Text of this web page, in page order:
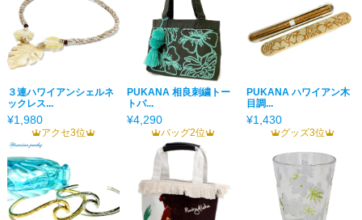
３連ハワイアンシェルネ
ックレス...
¥1,980
PUKANA 相良刺繍トー
トバ...
¥4,290
PUKANA ハワイアン木
目調...
¥1,430
アクセ3位 バッグ2位 グッズ3位